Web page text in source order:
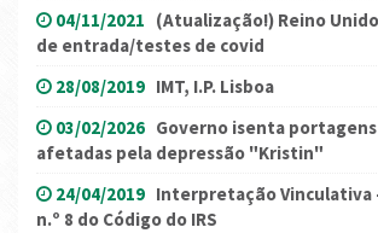
04/11/2021 (Atualização!) Reino
de entrada/testes de covid
28/08/2019 IMT, I.P. Lisboa
03/02/2026 Governo isenta portagens
afetadas pela depressão "Kristin"
24/04/2019 Interpretação Vinculativa
n.º 8 do Código do IRS